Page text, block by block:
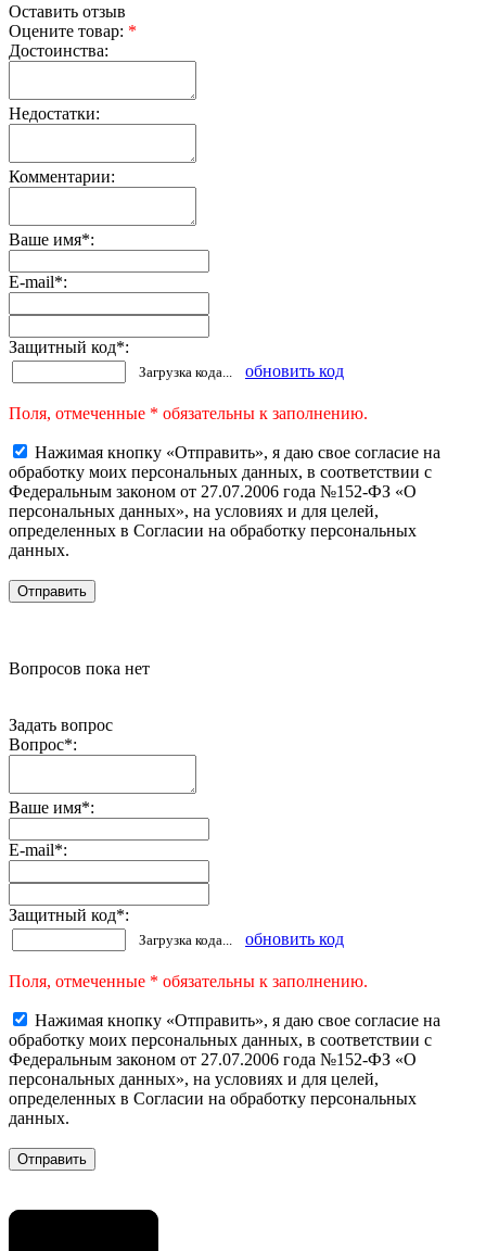
Оставить отзыв
Оцените товар: *
Достоинства:
Недостатки:
Комментарии:
Ваше имя*:
E-mail*:
Защитный код*:
Загрузка кода... обновить код
Поля, отмеченные * обязательны к заполнению.
Нажимая кнопку «Отправить», я даю свое согласие на
обработку моих персональных данных, в соответствии с
Федеральным законом от 27.07.2006 года №152-ФЗ «О
персональных данных», на условиях и для целей,
определенных в Согласии на обработку персональных
данных.
Вопросов пока нет
Задать вопрос
Вопрос*:
Ваше имя*:
E-mail*:
Защитный код*:
Загрузка кода... обновить код
Поля, отмеченные * обязательны к заполнению.
Нажимая кнопку «Отправить», я даю свое согласие на
обработку моих персональных данных, в соответствии с
Федеральным законом от 27.07.2006 года №152-ФЗ «О
персональных данных», на условиях и для целей,
определенных в Согласии на обработку персональных
данных.